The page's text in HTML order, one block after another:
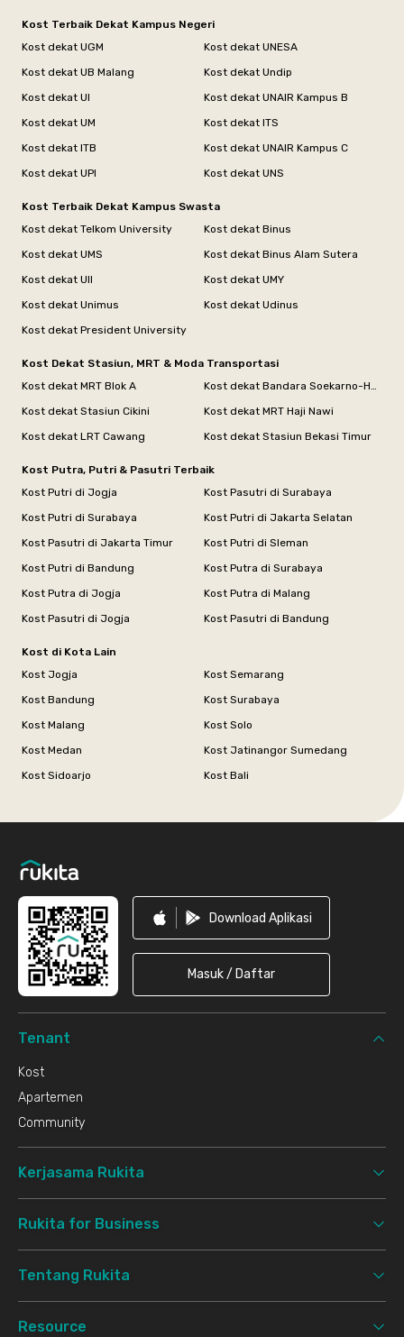
Kost Terbaik Dekat Kampus Negeri
Kost dekat UGM
Kost dekat UNESA
Kost dekat UB Malang
Kost dekat Undip
Kost dekat UI
Kost dekat UNAIR Kampus B
Kost dekat UM
Kost dekat ITS
Kost dekat ITB
Kost dekat UNAIR Kampus C
Kost dekat UPI
Kost dekat UNS
Kost Terbaik Dekat Kampus Swasta
Kost dekat Telkom University
Kost dekat Binus
Kost dekat UMS
Kost dekat Binus Alam Sutera
Kost dekat UII
Kost dekat UMY
Kost dekat Unimus
Kost dekat Udinus
Kost dekat President University
Kost Dekat Stasiun, MRT & Moda Transportasi
Kost dekat MRT Blok A
Kost dekat Stasiun Cikini
Kost dekat MRT Haji Nawi
Kost dekat LRT Cawang
Kost dekat Stasiun Bekasi Timur
Kost Putra, Putri & Pasutri Terbaik
Kost Putri di Jogja
Kost Pasutri di Surabaya
Kost Putri di Surabaya
Kost Putri di Jakarta Selatan
Kost Pasutri di Jakarta Timur
Kost Putri di Sleman
Kost Putri di Bandung
Kost Putra di Surabaya
Kost Putra di Jogja
Kost Putra di Malang
Kost Pasutri di Jogja
Kost Pasutri di Bandung
Kost di Kota Lain
Kost Jogja
Kost Semarang
Kost Bandung
Kost Surabaya
Kost Malang
Kost Solo
Kost Medan
Kost Jatinangor Sumedang
Kost Sidoarjo
Kost Bali
Download Aplikasi
Masuk / Daftar
Tenant
Kost
Apartemen
Community
Kerjasama Rukita
Rukita for Business
Tentang Rukita
Resource